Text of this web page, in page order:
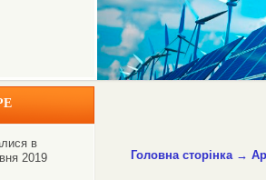
в
2019
Головна сторінка→